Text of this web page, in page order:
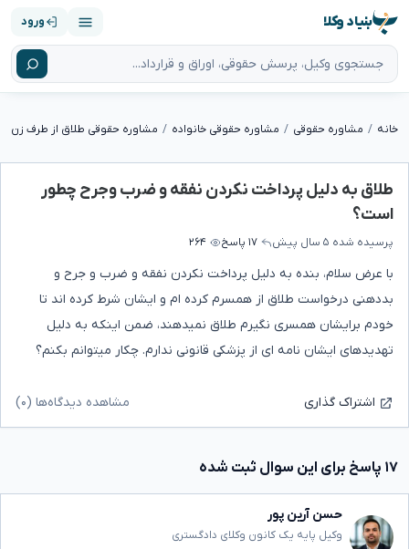
بنیاد وکلا ورود
خانه مشاوره حقوقی مشاوره حقوقی خانواده مشاوره حقوقی طلاق از طرف زن
طلاق به دلیل پرداخت نکردن نفقه و ضرب وجرح چطور
است؟
پرسیده شده ۵ سال پیش ۱۷ پاسخ ۲۶۴
با عرض سلام، بنده به دلیل پرداخت نکردن نفقه و ضرب و جرح و
بددهنی درخواست طلاق از همسرم کرده ام و ایشان شرط کرده اند تا
خودم برایشان همسری نگیرم طلاق نمیدهند، ضمن اینکه به دلیل
تهدیدهای ایشان نامه ای از پزشکی قانونی ندارم. چکار میتوانم بکنم؟
اشتراک گذاری مشاهده دیدگاه‌ها (۰)
۱۷ پاسخ برای این سوال ثبت شده
حسن آرین پور
وکیل پایه یک کانون وکلای دادگستری